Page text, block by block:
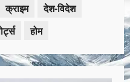
क्राइम
देश-विदेश
होम